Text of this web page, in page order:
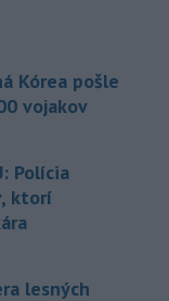
Kórea pošle
vojakov
Polícia
ktorí
lesných